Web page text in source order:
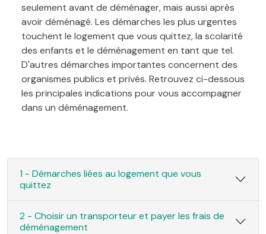
seulement avant de déménager, mais aussi après
avoir déménagé. Les démarches les plus urgentes
touchent le logement que vous quittez, la scolarité
des enfants et le déménagement en tant que tel.
D'autres démarches importantes concernent des
organismes publics et privés. Retrouvez ci-dessous
les principales indications pour vous accompagner
dans un déménagement.
1 - Démarches liées au logement que vous
quittez
2 - Choisir un transporteur et payer les frais de
déménagement